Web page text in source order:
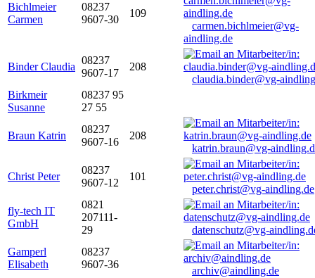
Bichlmeier
Carmen
08237
9607-30
109
carmen.bichlmeier@vg-
aindling.de
Binder Claudia
08237
9607-17
208
claudia.binder@vg-
Birkmeir
Susanne
08237 95
27 55
Braun Katrin
08237
9607-16
208
katrin.braun@vg-
Christ Peter
08237
9607-12
101
peter.christ@vg-aindling.de
fly-tech IT
GmbH
0821
207111-
29
datenschutz@vg-
Gamperl
Elisabeth
08237
9607-36
archiv@aindling.de